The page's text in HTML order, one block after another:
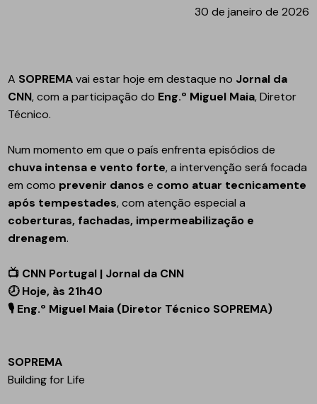
30 de janeiro de 2026
A SOPREMAvai estar hoje em destaque no Jornal da
CNN, com a participação do Eng.º Miguel Maia, Diretor
Técnico.
Num momento em que o país enfrenta episódios de
chuva intensa e vento forte, a intervenção será focada
em como prevenir danos e como atuar tecnicamente
após tempestades, com atenção especial a
coberturas, fachadas, impermeabilização e
drenagem.
📺 CNN Portugal | Jornal da CNN
🕗 Hoje, às 21h40
🎙️ Eng.º Miguel Maia (Diretor Técnico SOPREMA)
SOPREMA
Building for Life